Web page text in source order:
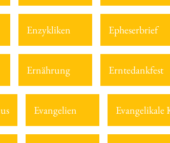
Enzykliken Epheserbrief
Ernährung Erntedankfest
Evangelien Evangelikale